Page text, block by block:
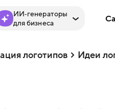
ИИ‑генераторы
для бизнеса
логотипов Идеи